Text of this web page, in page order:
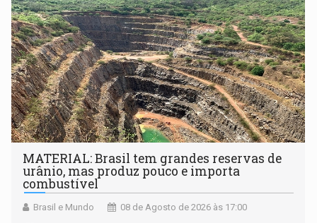
MATERIAL: Brasil tem grandes reservas de
urânio, mas produz pouco e importa
combustível
Brasil e Mundo 08 de Agosto de 2026 às 17:00